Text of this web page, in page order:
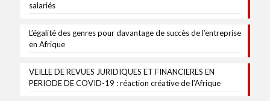
salariés
L’égalité des genres pour davantage de succès de l’entreprise
en Afrique
VEILLE DE REVUES JURIDIQUES ET FINANCIERES EN
PERIODE DE COVID-19 : réaction créative de l’Afrique